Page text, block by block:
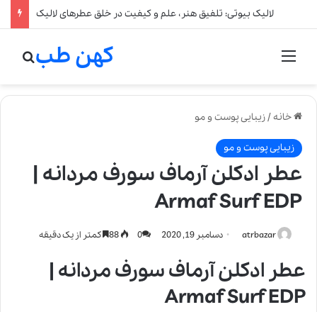
لالیک بیوتی: تلفیق هنر، علم و کیفیت در خلق عطرهای لالیک
منو کهن طب
خانه/زیبایی پوست و مو
زیبایی پوست و مو
عطر ادکلن آرماف سورف مردانه |
Armaf Surf EDP
atrbazar دسامبر 19, 2020 0 کمتر از یک دقیقه
عطر ادکلن آرماف سورف مردانه |
Armaf Surf EDP